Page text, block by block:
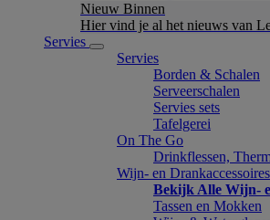
Nieuw Binnen
Hier vind je al het nieuws van
Servies
Servies
Borden & Schalen
Serveerschalen
Servies sets
Tafelgerei
On The Go
Drinkflessen,
Wijn- en Drankaccessoires
Bekijk Alle Wijn-
Tassen en Mokken